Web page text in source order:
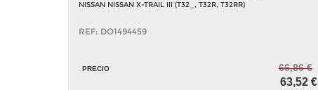
NISSAN NISSAN X-TRAIL III (T32_, T32R, T32RR)
REF: DO1494459
PRECIO 66,86 €
63,52 €